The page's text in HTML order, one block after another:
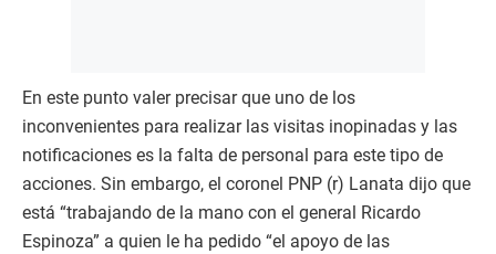
En este punto valer precisar que uno de los
inconvenientes para realizar las visitas inopinadas y las
notificaciones es la falta de personal para este tipo de
acciones. Sin embargo, el coronel PNP (r) Lanata dijo que
está “trabajando de la mano con el general Ricardo
Espinoza” a quien le ha pedido “el apoyo de las